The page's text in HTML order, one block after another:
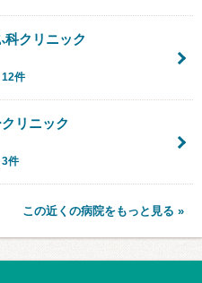
科クリニック
12件
リニック
3件
この近くの病院をもっと見る »